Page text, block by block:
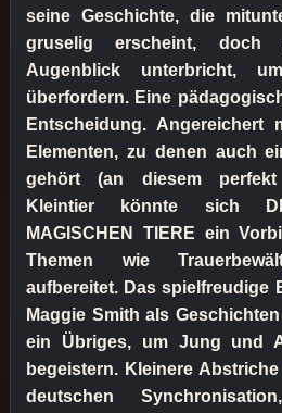
seine Geschichte, die
gruselig erscheint,
Augenblick unterbricht,
überfordern. Eine
Entscheidung. Angereichert
Elementen, zu denen auch
gehört (an diesem perfekt
Kleintier könnte sich
MAGISCHEN TIERE ein
Themen wie
aufbereitet. Das spielfreudige
Maggie Smith als
ein Übriges, um Jung und
begeistern. Kleinere
deutschen